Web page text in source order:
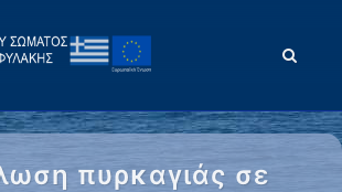
πυρκαγιάς σε